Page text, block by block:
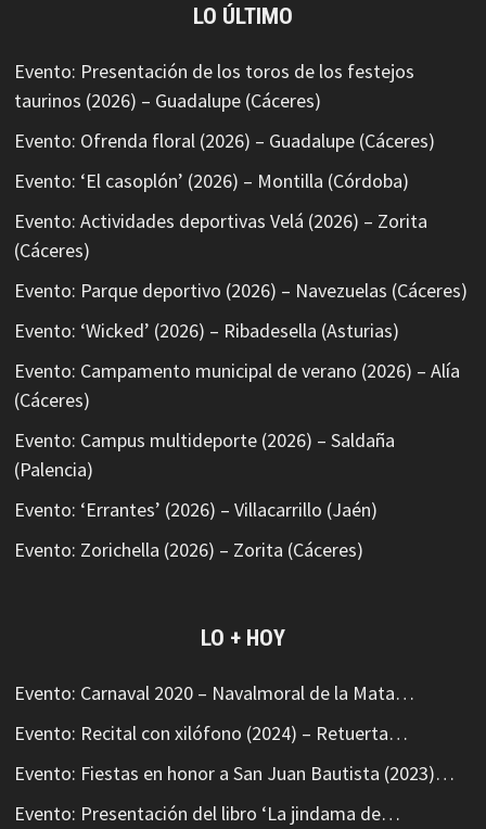
LO ÚLTIMO
Evento: Presentación de los toros de los festejos
taurinos (2026) – Guadalupe (Cáceres)
Evento: Ofrenda floral (2026) – Guadalupe (Cáceres)
Evento: ‘El casoplón’ (2026) – Montilla (Córdoba)
Evento: Actividades deportivas Velá (2026) – Zorita
(Cáceres)
Evento: Parque deportivo (2026) – Navezuelas (Cáceres)
Evento: ‘Wicked’ (2026) – Ribadesella (Asturias)
Evento: Campamento municipal de verano (2026) – Alía
(Cáceres)
Evento: Campus multideporte (2026) – Saldaña
(Palencia)
Evento: ‘Errantes’ (2026) – Villacarrillo (Jaén)
Evento: Zorichella (2026) – Zorita (Cáceres)
LO + HOY
Evento: Carnaval 2020 – Navalmoral de la Mata…
Evento: Recital con xilófono (2024) – Retuerta…
Evento: Fiestas en honor a San Juan Bautista (2023)…
Evento: Presentación del libro ‘La jindama de…